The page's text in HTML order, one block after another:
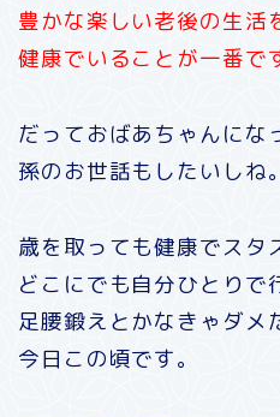
豊かな楽しい老後の生活
健康でいることが一番で
だっておばあちゃんにな
孫のお世話もしたいしね。
歳を取っても健康でスタ
どこにでも自分ひとりで
足腰鍛えとかなきゃダメ
今日この頃です。